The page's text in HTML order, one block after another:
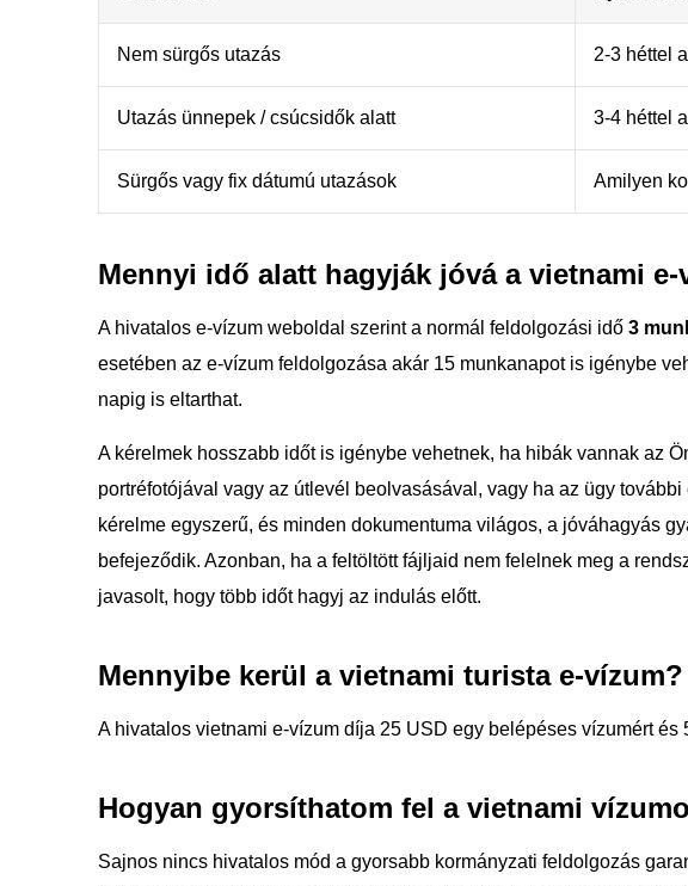
Nem sürgős utazás 2-3 héttel
Utazás ünnepek / csúcsidők alatt 3-4 héttel
Sürgős vagy fix dátumú utazások Amilyen
Mennyi idő alatt hagyják jóvá a vietnami
A hivatalos e-vízum weboldal szerint a normál feldolgozási idő 3
esetében az e-vízum feldolgozása akár 15 munkanapot is igénybe
napig is eltarthat.
A kérelmek hosszabb időt is igénybe vehetnek, ha hibák vannak az
portréfotójával vagy az útlevél beolvasásával, vagy ha az ügy
kérelme egyszerű, és minden dokumentuma világos, a jóváhagyás
befejeződik. Azonban, ha a feltöltött fájljaid nem felelnek meg a
javasolt, hogy több időt hagyj az indulás előtt.
Mennyibe kerül a vietnami turista e-vízum?
A hivatalos vietnami e-vízum díja 25 USD egy belépéses vízumért
Hogyan gyorsíthatom fel a vietnami
Sajnos nincs hivatalos mód a gyorsabb kormányzati feldolgozás